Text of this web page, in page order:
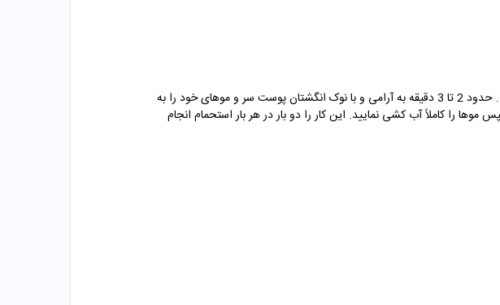
ابتدا موهای خود را کاملاً خیس کنید. سپس شامپو سریتا را کف دست ریخته و موها را با آن آغشته کنید. حدود 2 تا 3 دقیقه به آرامی و با نوک انگشتان پوست سر و موهای خود را به
را کاملاً آب کشی نمایید. این کار را دو بار در هر بار استحمام انجام